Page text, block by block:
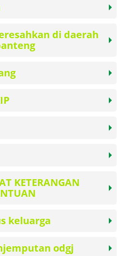
di daerah
KETERANGAN
keluarga
odgj